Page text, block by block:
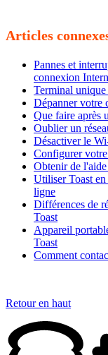
Articles
Pannes et
connexion
Terminal unique
Dépanner votre
Que faire après
Oublier un
Désactiver le
Configurer
Obtenir de
Utiliser Toast
ligne
Différences de
Toast
Appareil
Toast
Comment
Retour en haut